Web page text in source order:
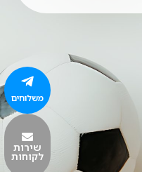
משלוחים
שירות
לקוחות